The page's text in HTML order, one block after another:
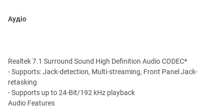
Аудіо
Realtek 7.1 Surround Sound High Definition Audio CODEC*
- Supports: Jack-detection, Multi-streaming, Front Panel Jack-
retasking
- Supports up to 24-Bit/192 kHz playback
Audio Features